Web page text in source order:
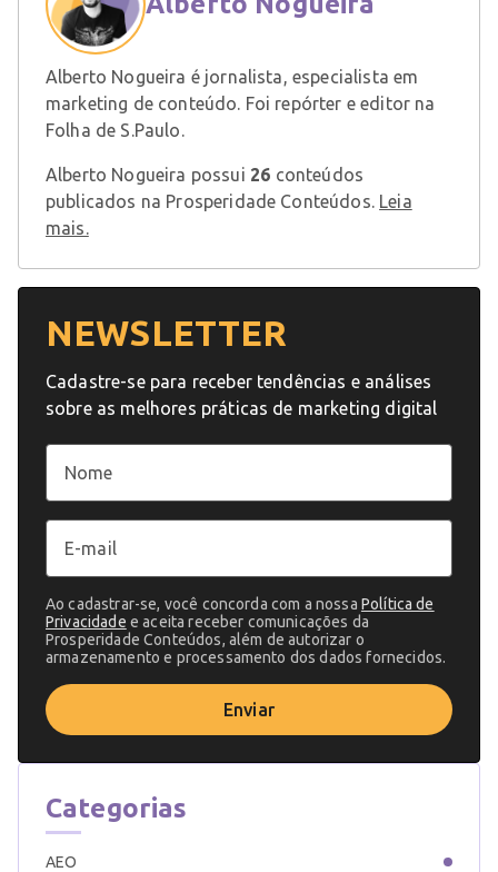
Alberto Nogueira é jornalista, especialista em
marketing de conteúdo. Foi repórter e editor na
Folha de S.Paulo.
Alberto Nogueira possui 26 conteúdos
publicados na Prosperidade Conteúdos. Leia
mais.
NEWSLETTER
Cadastre-se para receber tendências e análises
sobre as melhores práticas de marketing digital
Ao cadastrar-se, você concorda com a nossa Política de
Privacidade e aceita receber comunicações da
Prosperidade Conteúdos, além de autorizar o
armazenamento e processamento dos dados fornecidos.
Enviar
Categorias
AEO